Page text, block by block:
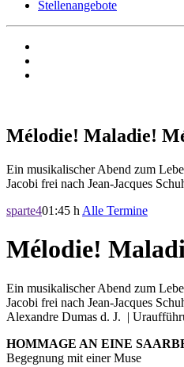
Stellenangebote
Mélodie! Maladie!
Ein musikalischer Abend zum
Jacobi frei nach Jean-Jacques
sparte401:45 h Alle Termine
Mélodie!
Ein musikalischer Abend zum
Jacobi frei nach Jean-Jacques
Alexandre Dumas d. J. |
HOMMAGE AN EINE
Begegnung mit einer Muse